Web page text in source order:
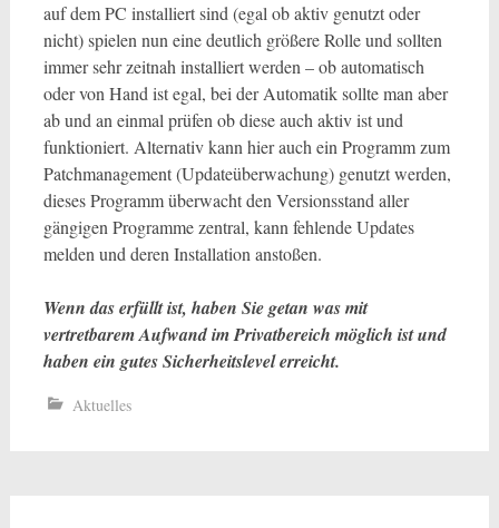
auf dem PC installiert sind (egal ob aktiv genutzt oder
nicht) spielen nun eine deutlich größere Rolle und sollten
immer sehr zeitnah installiert werden – ob automatisch
oder von Hand ist egal, bei der Automatik sollte man aber
ab und an einmal prüfen ob diese auch aktiv ist und
funktioniert. Alternativ kann hier auch ein Programm zum
Patchmanagement (Updateüberwachung) genutzt werden,
dieses Programm überwacht den Versionsstand aller
gängigen Programme zentral, kann fehlende Updates
melden und deren Installation anstoßen.
Wenn das erfüllt ist, haben Sie getan was mit
vertretbarem Aufwand im Privatbereich möglich ist und
haben ein gutes Sicherheitslevel erreicht.
Aktuelles